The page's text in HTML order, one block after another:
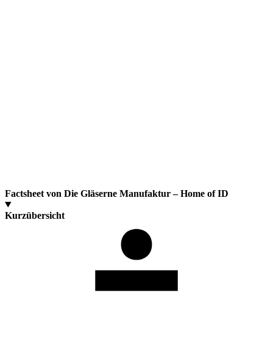
Factsheet von Die Gläserne Manufaktur – Home of ID
Kurzübersicht